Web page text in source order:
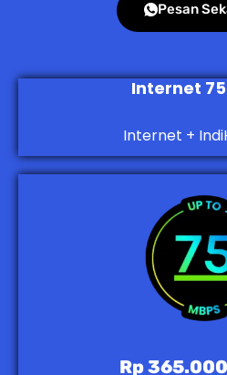
Pesan
Internet
Internet +
Rp